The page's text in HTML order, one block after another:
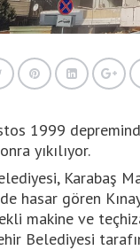
1999
yıkılıyor.
Karabaş
hasar gören
makine ve
Belediyesi